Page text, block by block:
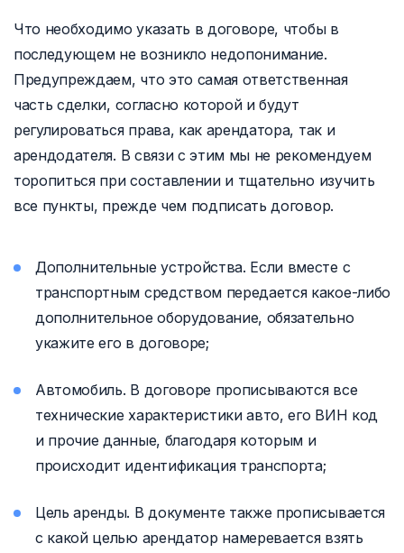
Что необходимо указать в договоре, чтобы в
последующем не возникло недопонимание.
Предупреждаем, что это самая ответственная
часть сделки, согласно которой и будут
регулироваться права, как арендатора, так и
арендодателя. В связи с этим мы не рекомендуем
торопиться при составлении и тщательно изучить
все пункты, прежде чем подписать договор.
Дополнительные устройства. Если вместе с
транспортным средством передается какое-либо
дополнительное оборудование, обязательно
укажите его в договоре;
Автомобиль. В договоре прописываются все
технические характеристики авто, его ВИН код
и прочие данные, благодаря которым и
происходит идентификация транспорта;
Цель аренды. В документе также прописывается
с какой целью арендатор намеревается взять